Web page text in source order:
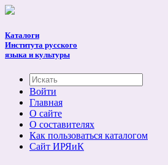
Каталоги
Института русского
языка и культуры
Войти
Главная
О сайте
О составителях
Как пользоваться каталогом
Cайт ИРЯиК